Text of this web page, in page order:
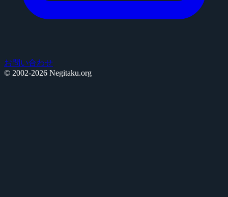
お問い合わせ
© 2002-2026 Negitaku.org